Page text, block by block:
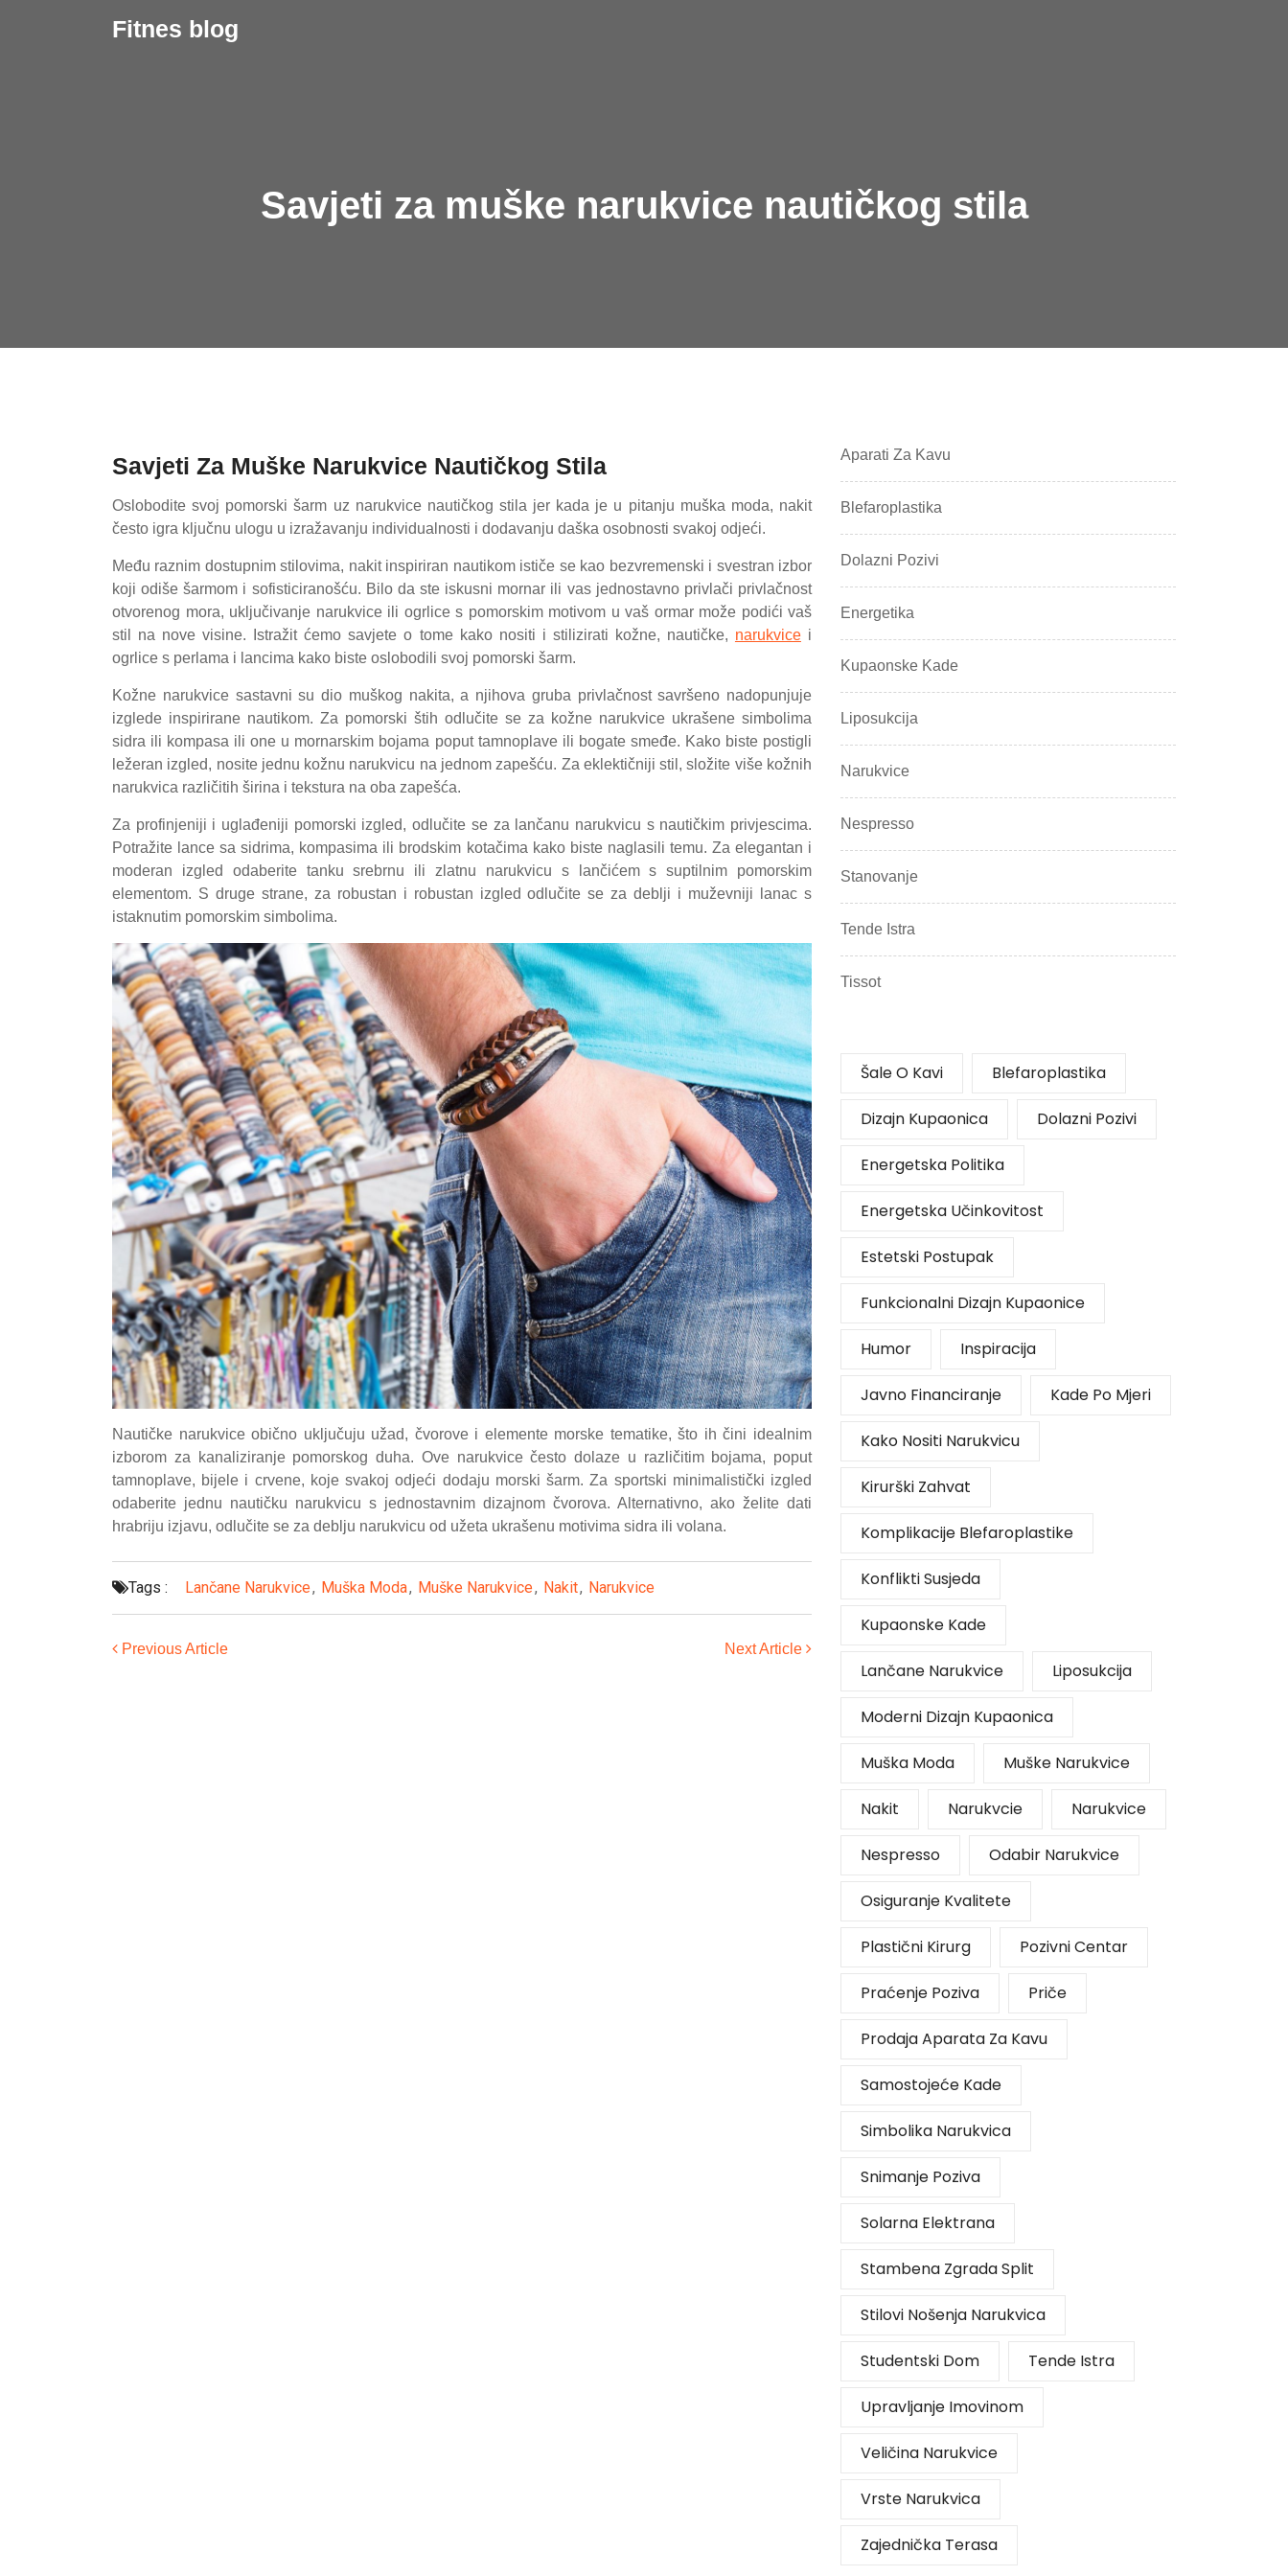
Fitnes blog
Savjeti za muške narukvice nautičkog stila
Savjeti Za Muške Narukvice Nautičkog Stila
Oslobodite svoj pomorski šarm uz narukvice nautičkog stila jer kada je u pitanju muška moda, nakit
često igra ključnu ulogu u izražavanju individualnosti i dodavanju daška osobnosti svakoj odjeći.
Među raznim dostupnim stilovima, nakit inspiriran nautikom ističe se kao bezvremenski i svestran izbor
koji odiše šarmom i sofisticiranošću. Bilo da ste iskusni mornar ili vas jednostavno privlači privlačnost
otvorenog mora, uključivanje narukvice ili ogrlice s pomorskim motivom u vaš ormar može podići vaš
stil na nove visine. Istražit ćemo savjete o tome kako nositi i stilizirati kožne, nautičke, narukvicei
ogrlice s perlama i lancima kako biste oslobodili svoj pomorski šarm.
Kožne narukvice sastavni su dio muškog nakita, a njihova gruba privlačnost savršeno nadopunjuje
izglede inspirirane nautikom. Za pomorski štih odlučite se za kožne narukvice ukrašene simbolima
sidra ili kompasa ili one u mornarskim bojama poput tamnoplave ili bogate smeđe. Kako biste postigli
ležeran izgled, nosite jednu kožnu narukvicu na jednom zapešću. Za eklektičniji stil, složite više kožnih
narukvica različitih širina i tekstura na oba zapešća.
Za profinjeniji i uglađeniji pomorski izgled, odlučite se za lančanu narukvicu s nautičkim privjescima.
Potražite lance sa sidrima, kompasima ili brodskim kotačima kako biste naglasili temu. Za elegantan i
moderan izgled odaberite tanku srebrnu ili zlatnu narukvicu s lančićem s suptilnim pomorskim
elementom. S druge strane, za robustan i robustan izgled odlučite se za deblji i muževniji lanac s
istaknutim pomorskim simbolima.
Nautičke narukvice obično uključuju užad, čvorove i elemente morske tematike, što ih čini idealnim
izborom za kanaliziranje pomorskog duha. Ove narukvice često dolaze u različitim bojama, poput
tamnoplave, bijele i crvene, koje svakoj odjeći dodaju morski šarm. Za sportski minimalistički izgled
odaberite jednu nautičku narukvicu s jednostavnim dizajnom čvorova. Alternativno, ako želite dati
hrabriju izjavu, odlučite se za deblju narukvicu od užeta ukrašenu motivima sidra ili volana.
Tags : Lančane Narukvice, Muška Moda, Muške Narukvice, Nakit, Narukvice
Previous Article Next Article
Aparati Za Kavu
Blefaroplastika
Dolazni Pozivi
Energetika
Kupaonske Kade
Liposukcija
Narukvice
Nespresso
Stanovanje
Tende Istra
Tissot
Šale O Kavi Blefaroplastika
Dizajn Kupaonica Dolazni Pozivi
Energetska Politika
Energetska Učinkovitost
Estetski Postupak
Funkcionalni Dizajn Kupaonice
Humor Inspiracija
Javno Financiranje Kade Po Mjeri
Kako Nositi Narukvicu
Kirurški Zahvat
Komplikacije Blefaroplastike
Konflikti Susjeda
Kupaonske Kade
Lančane Narukvice Liposukcija
Moderni Dizajn Kupaonica
Muška Moda Muške Narukvice
Nakit Narukvcie Narukvice
Nespresso Odabir Narukvice
Osiguranje Kvalitete
Plastični Kirurg Pozivni Centar
Praćenje Poziva Priče
Prodaja Aparata Za Kavu
Samostojeće Kade
Simbolika Narukvica
Snimanje Poziva
Solarna Elektrana
Stambena Zgrada Split
Stilovi Nošenja Narukvica
Studentski Dom Tende Istra
Upravljanje Imovinom
Veličina Narukvice
Vrste Narukvica
Zajednička Terasa